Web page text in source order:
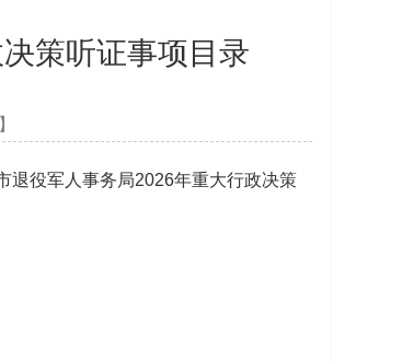
策听证事项目录
】
役军人事务局2026年重大行政决策